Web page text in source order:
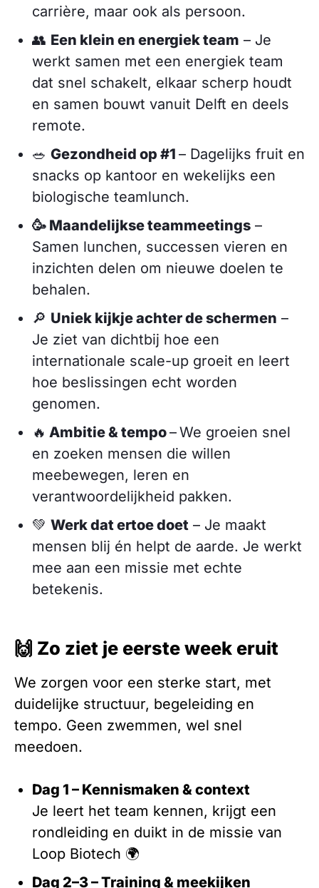
carrière, maar ook als persoon.
👥 Een klein en energiek team – Je
werkt samen met een energiek team
dat snel schakelt, elkaar scherp houdt
en samen bouwt vanuit Delft en deels
remote.
🥗 Gezondheid op #1 – Dagelijks fruit en
snacks op kantoor en wekelijks een
biologische teamlunch.
🥳 Maandelijkse teammeetings –
Samen lunchen, successen vieren en
inzichten delen om nieuwe doelen te
behalen.
🔎 Uniek kijkje achter de schermen –
Je ziet van dichtbij hoe een
internationale scale-up groeit en leert
hoe beslissingen echt worden
genomen.
🔥 Ambitie & tempo–We groeien snel
en zoeken mensen die willen
meebewegen, leren en
verantwoordelijkheid pakken.
💚 Werk dat ertoe doet – Je maakt
mensen blij én helpt de aarde. Je werkt
mee aan een missie met echte
betekenis.
🙌 Zo ziet je eerste week eruit
We zorgen voor een sterke start, met
duidelijke structuur, begeleiding en
tempo. Geen zwemmen, wel snel
meedoen.
Dag 1 – Kennismaken & context
Je leert het team kennen, krijgt een
rondleiding en duikt in de missie van
Loop Biotech 🌍
Dag 2–3 – Training & meekijken